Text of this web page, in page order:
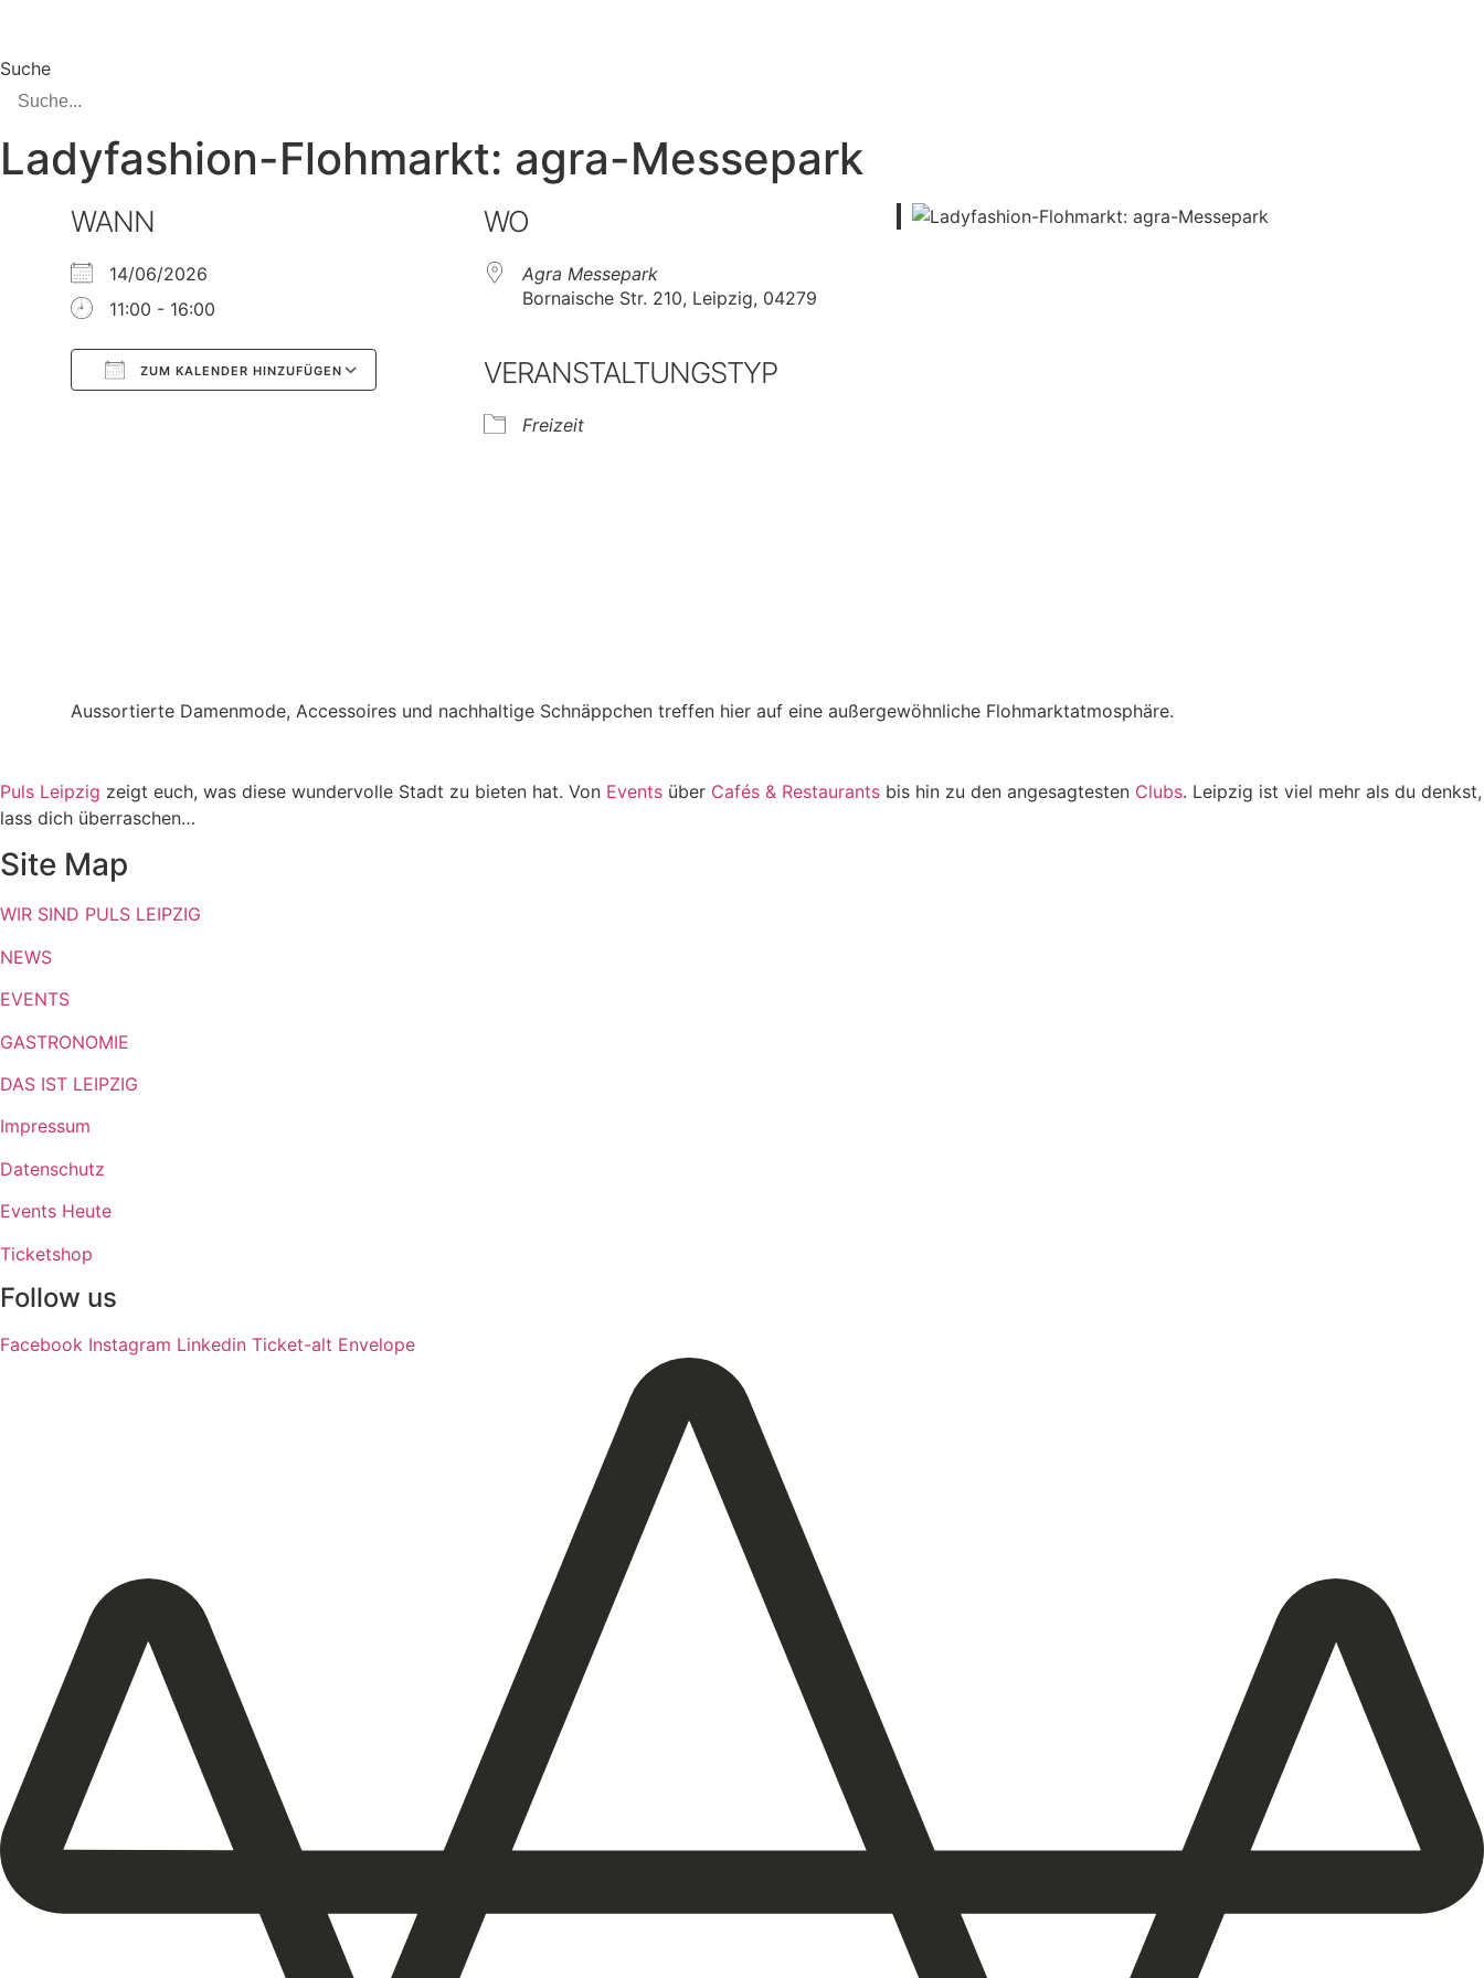
springen
Suche
Ladyfashion-Flohmarkt: agra-Messepark
WANN
14/06/2026
11:00 - 16:00
ZUM KALENDER HINZUFÜGEN
WO
Agra Messepark
Bornaische Str. 210, Leipzig, 04279
VERANSTALTUNGSTYP
Freizeit
Aussortierte Damenmode, Accessoires und nachhaltige Schnäppchen treffen hier auf eine außergewöhnliche Flohmarktatmosphäre.
Puls Leipzig zeigt euch, was diese wundervolle Stadt zu bieten hat. Von Events über Cafés & Restaurants bis hin zu den angesagtesten Clubs. Leipzig ist viel mehr als du denkst,
lass dich überraschen…
Site Map
WIR SIND PULS LEIPZIG
NEWS
EVENTS
GASTRONOMIE
DAS IST LEIPZIG
Impressum
Datenschutz
Events Heute
Ticketshop
Follow us
Facebook Instagram Linkedin Ticket-alt Envelope